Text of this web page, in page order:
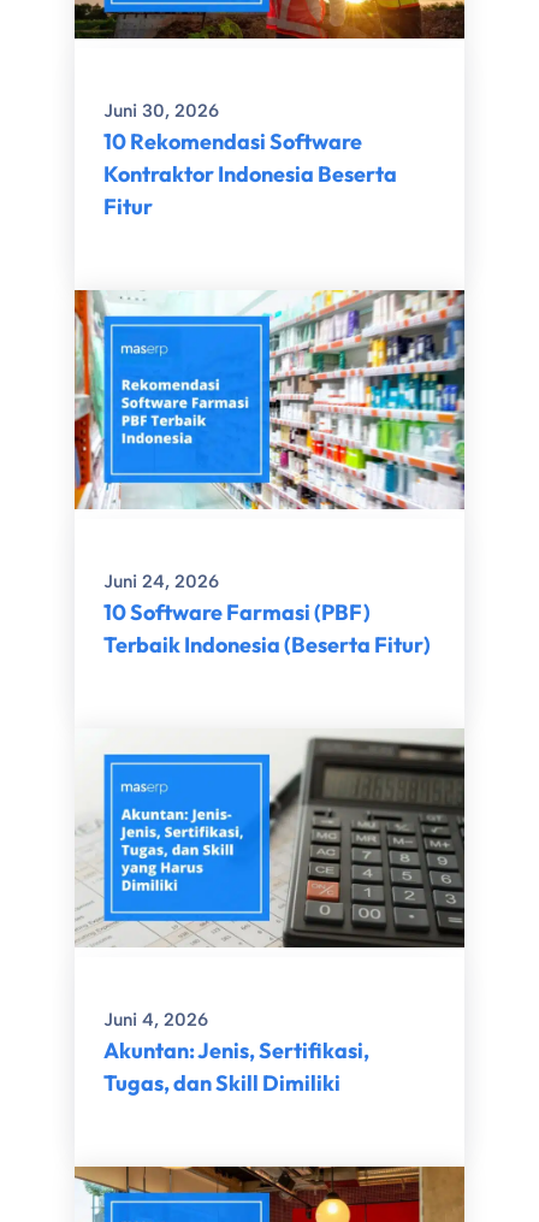
Juni 30, 2026
10 Rekomendasi Software
Kontraktor Indonesia Beserta
Fitur
Juni 24, 2026
10 Software Farmasi (PBF)
Terbaik Indonesia (Beserta Fitur)
Juni 4, 2026
Akuntan: Jenis, Sertifikasi,
Tugas, dan Skill Dimiliki